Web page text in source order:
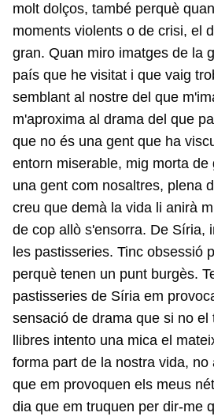
molt dolços, també perquè
moments violents o de crisi, el
gran. Quan miro imatges de la
país que he visitat i que vaig
semblant al nostre del que
m'aproxima al drama del que
que no és una gent que ha
entorn miserable, mig morta de
una gent com nosaltres, plena
creu que demà la vida li anirà
de cop allò s'ensorra. De Síria,
les pastisseries. Tinc obsessió
perquè tenen un punt burgès.
pastisseries de Síria em
sensació de drama que si no el
llibres intento una mica el
forma part de la nostra vida, no
que em provoquen els meus
dia que em truquen per dir-me